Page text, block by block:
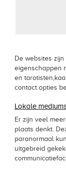
De websites
eigenschappen
en
contact opties
Lokale
Er zijn veel
plaats denkt.
paranormaal
uitgebreid